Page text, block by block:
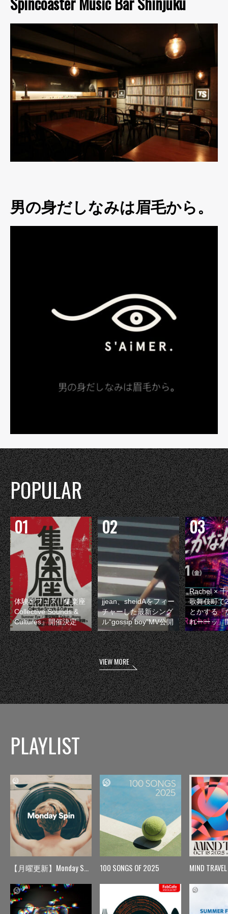
男の身だしなみは眉毛から。
POPULAR
体験型フェス『集楽座
Collective Sounds &
Cultures』開催決定
jjean、sheidAをフィー
チャーした最新シング
ル“gossip boy”MV公開
Rachel ×
歌舞伎町で
とかする『
れーーッ』
VIEW MORE
PLAYLIST
【月曜更新】Monday Spin 100 SONGS OF 2025 MIND TRAVEL